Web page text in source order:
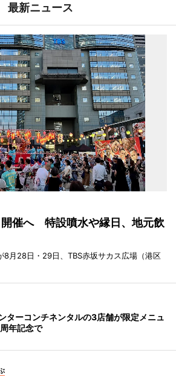
最新ニュース
開催へ 特設噴水や縁日、地元飲
8月28日・29日、TBS赤坂サカス広場（港区
ターコンチネンタルの3店舗が限定メニュ
年記念で